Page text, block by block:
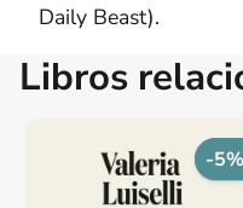
Daily Beast).
Libros
-5%